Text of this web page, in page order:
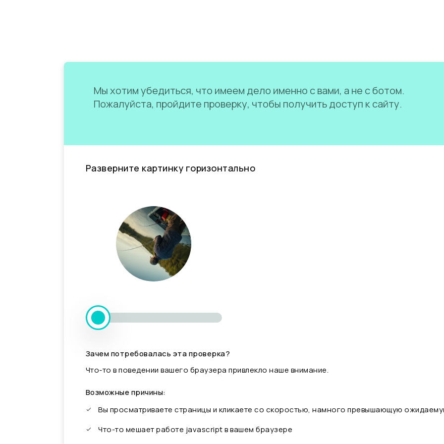
Мы хотим убедиться, что имеем дело именно с вами, а не с ботом.
Пожалуйста, пройдите проверку, чтобы получить доступ к сайту.
Разверните картинку горизонтально
Зачем потребовалась эта проверка?
Что-то в поведении вашего браузера привлекло наше внимание.
Возможные причины:
Вы просматриваете страницы и кликаете со скоростью, намного превышающую
Что-то мешает работе javascript в вашем браузере